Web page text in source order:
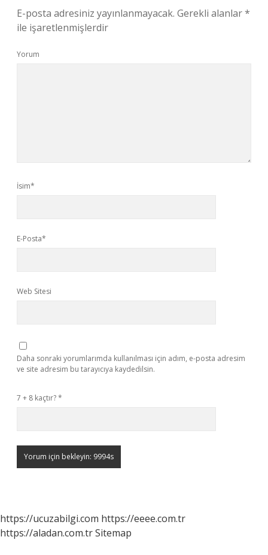
E-posta adresiniz yayınlanmayacak. Gerekli alanlar*
ile işaretlenmişlerdir
Yorum
İsim*
E-Posta*
Web Sitesi
Daha sonraki yorumlarımda kullanılması için adım, e-posta adresim
ve site adresim bu tarayıcıya kaydedilsin.
7 + 8 kaçtır?*
https://ucuzabilgi.com https://eeee.com.tr
https://aladan.com.trSitemap